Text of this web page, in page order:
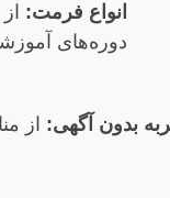
انواع فرمت‌:
دوره‌های
بدون آگهی: از